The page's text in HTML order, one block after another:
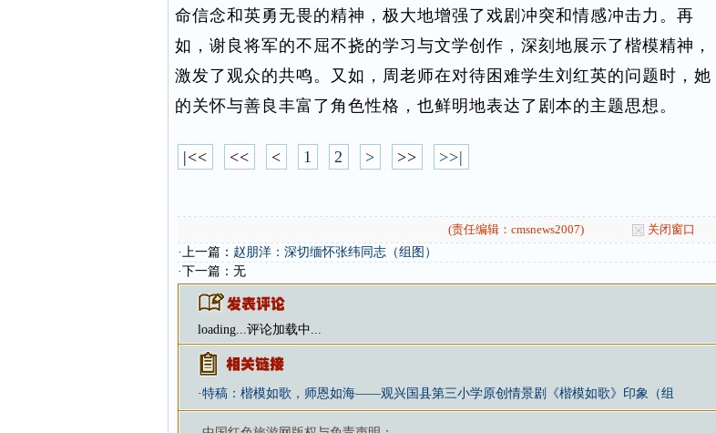
命信念和英勇无畏的精神，极大地增强了戏剧冲突和情感冲击力。再
如，谢良将军的不屈不挠的学习与文学创作，深刻地展示了楷模精神，
激发了观众的共鸣。又如，周老师在对待困难学生刘红英的问题时，她
的关怀与善良丰富了角色性格，也鲜明地表达了剧本的主题思想。
|<< << < 1 2 > >> >>|
(责任编辑：cmsnews2007)
关闭窗口
·上一篇： 赵朋洋：深切缅怀张纬同志（组图）
·下一篇：无
loading...评论加载中...
·特稿：楷模如歌，师恩如海——观兴国县第三小学原创情景剧《楷模如歌》印象（组